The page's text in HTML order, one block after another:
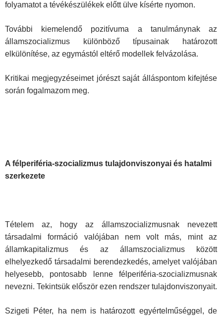
folyamatot a tévékészülékek előtt ülve kísérte nyomon.
További kiemelendő pozitívuma a tanulmánynak az
államszocializmus különböző típusainak határozott
elkülönítése, az egymástól eltérő modellek felvázolása.
Kritikai megjegyzéseimet jórészt saját álláspontom kifejtése
során fogalmazom meg.
A félperiféria-szocializmus tulajdonviszonyai és hatalmi
szerkezete
Tételem az, hogy az államszocializmusnak nevezett
társadalmi formáció valójában nem volt más, mint az
államkapitalizmus és az államszocializmus között
elhelyezkedő társadalmi berendezkedés, amelyet valójában
helyesebb, pontosabb lenne félperiféria-szocializmusnak
nevezni. Tekintsük először ezen rendszer tulajdonviszonyait.
Szigeti Péter, ha nem is határozott egyértelműséggel, de